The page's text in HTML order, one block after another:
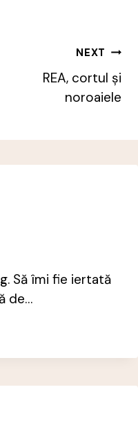
NEXT
REA, cortul și
noroaiele
Să îmi fie iertată
de…